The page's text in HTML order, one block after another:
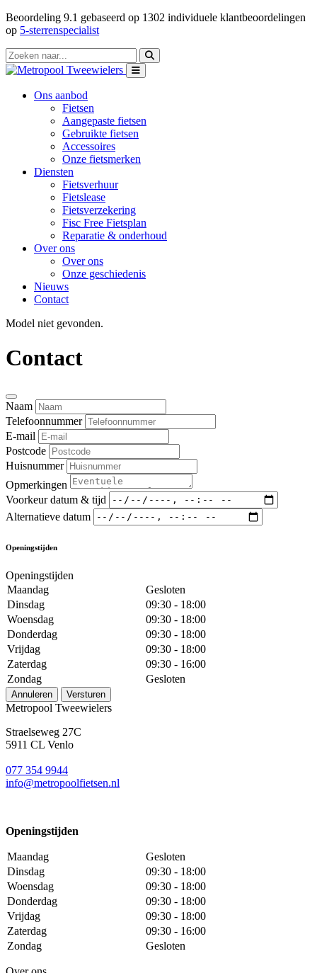
Beoordeling 9.1 gebaseerd op 1302 individuele klantbeoordelingen
op 5-sterrenspecialist
Ons aanbod
Fietsen
Aangepaste fietsen
Gebruikte fietsen
Accessoires
Onze fietsmerken
Diensten
Fietsverhuur
Fietslease
Fietsverzekering
Fisc Free Fietsplan
Reparatie & onderhoud
Over ons
Over ons
Onze geschiedenis
Nieuws
Contact
Model niet gevonden.
Contact
Naam
Telefoonnummer
E-mail
Postcode
Huisnummer
Opmerkingen
Voorkeur datum & tijd
Alternatieve datum
Openingstijden
Openingstijden
Maandag
Gesloten
Dinsdag
09:30 - 18:00
Woensdag
09:30 - 18:00
Donderdag
09:30 - 18:00
Vrijdag
09:30 - 18:00
Zaterdag
09:30 - 16:00
Zondag
Gesloten
Annuleren Versturen
Metropool Tweewielers
Straelseweg 27C
5911 CL Venlo
077 354 9944
info@metropoolfietsen.nl
Openingstijden
Maandag
Gesloten
Dinsdag
09:30 - 18:00
Woensdag
09:30 - 18:00
Donderdag
09:30 - 18:00
Vrijdag
09:30 - 18:00
Zaterdag
09:30 - 16:00
Zondag
Gesloten